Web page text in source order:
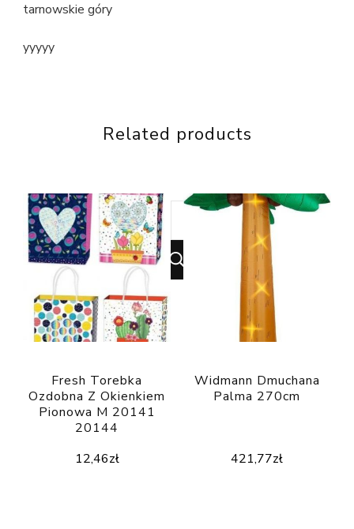
tarnowskie góry
yyyyy
Related products
Fresh Torebka
Ozdobna Z Okienkiem
Pionowa M 20141
20144
12,46zł
Widmann Dmuchana
Palma 270cm
421,77zł
Looking
for
Something?